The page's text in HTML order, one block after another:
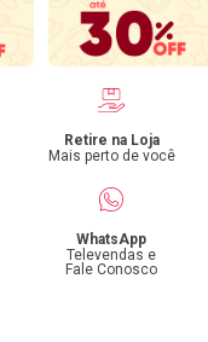
Retire na Loja
Mais perto de você
WhatsApp
Televendas e
Fale Conosco